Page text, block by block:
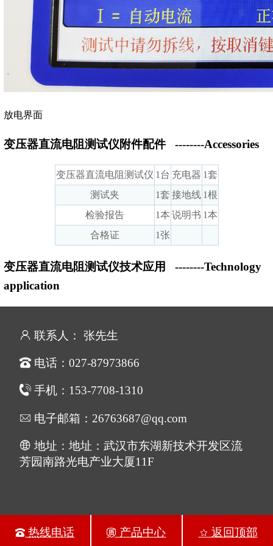
放电界面
变压器直流电阻测试仪附件配件 --------Accessories
变压器直流电阻测试仪 1台 充电器 1套
测试夹
1套 接地线 1根
检验报告
1本 说明书 1本
合格证
1张
变压器直流电阻测试仪技术应用
--------Technology
application
联系人： 张先生
电话：027-87973866
手机：153-7708-1310
电子邮箱：26763687@qq.com
地址：地址：武汉市东湖新技术开发区流
芳园南路光电产业大厦11F
热线电话 产品中心 返回顶部